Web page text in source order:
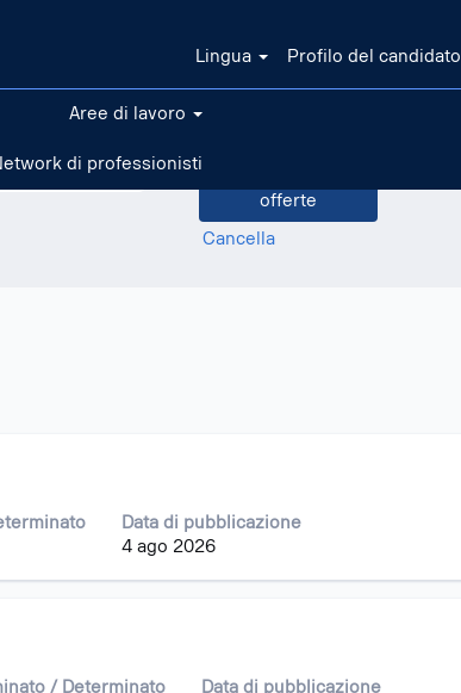
Lingua Profilo del candidato
Aree di lavoro
di professionisti
Cancella
Data di pubblicazione
4 ago 2026
/ Determinato
Data di pubblicazione